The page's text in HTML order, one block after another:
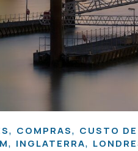
, COMPRAS, CUSTO DE
, INGLATERRA,